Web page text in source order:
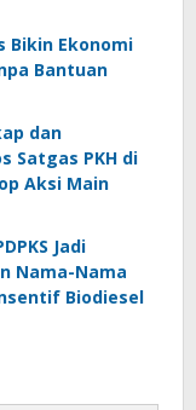
Bikin Ekonomi
Bantuan
dan
Satgas PKH di
Aksi Main
Jadi
Nama-Nama
Biodiesel